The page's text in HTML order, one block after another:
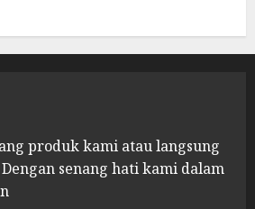
produk kami atau langsung
Dengan senang hati kami dalam